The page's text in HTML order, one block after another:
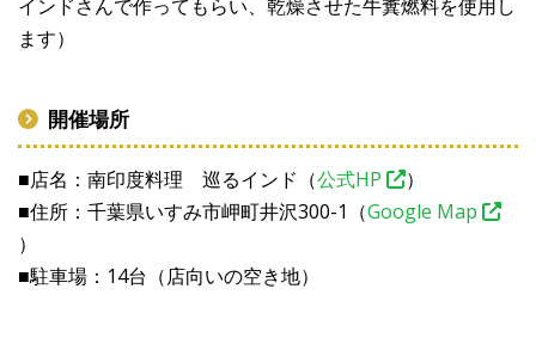
インドさんで作ってもらい、乾燥させた牛糞燃料を使用し
ます）
開催場所
■店名：南印度料理 巡るインド（公式HP
）
■住所：千葉県いすみ市岬町井沢300-1（Google Map
）
■駐車場：14台（店向いの空き地）